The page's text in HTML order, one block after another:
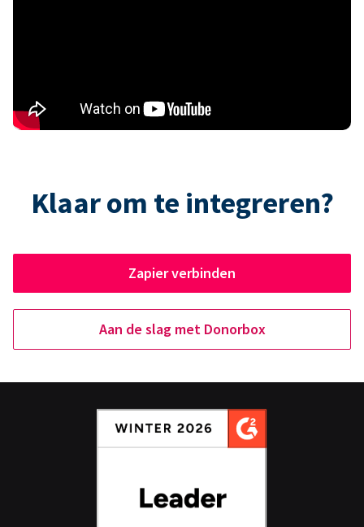
Klaar om te integreren?
Zapier verbinden
Aan de slag met Donorbox